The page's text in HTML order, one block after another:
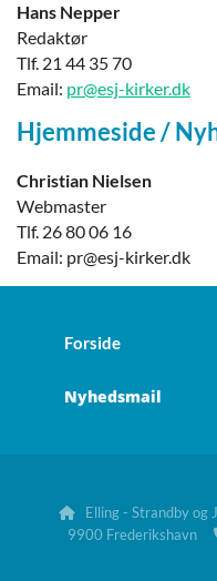
Hans Nepper
Redaktør
Tlf. 21 44 35 70
Email: pr@esj-kirker.dk
Hjemmeside /
Christian Nielsen
Webmaster
Tlf. 26 80 06 16
Email: pr@esj-kirker.dk
Forside
Nyhedsmail

Elling - Strandby og
9900 Frederikshavn